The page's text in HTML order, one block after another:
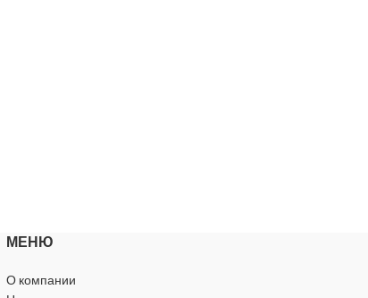
МЕНЮ
О компании